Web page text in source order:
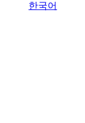
한국어